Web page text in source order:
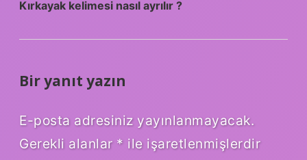
Kırkayak kelimesi nasıl ayrılır ?
Bir yanıt yazın
E-posta adresiniz yayınlanmayacak.
Gerekli alanlar * ile işaretlenmişlerdir